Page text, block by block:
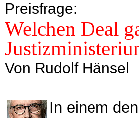
Preisfrage:
Welchen Deal
Von Rudolf Hänsel
In einem